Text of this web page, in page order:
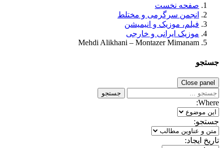
صفحه نخست
انجمن سرگرمی و مختلط
فیلم، موزیک و انیمیشن
موزیک ایرانی و خارجی
Mehdi Alikhani – Montazer Mimanam
جستجو
Close panel
جستجو
Where:
جستجو:
تاریخ ایجاد: